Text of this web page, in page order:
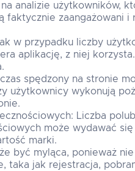
analizie użytkowników,
faktycznie zaangażowani i
w przypadku liczby
aplikację, z niej
spędzony na stronie
użytkownicy wykonują
Liczba
może wydawać
marki.
być myląca, ponieważ
taka jak rejestracja,